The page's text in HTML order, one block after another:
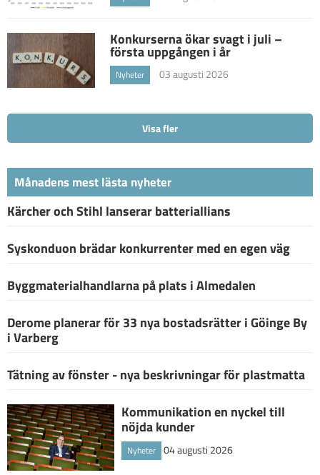
Konkurserna ökar svagt i juli –
första uppgången i år
Nyheter 03 augusti 2026
Visa fler
Månadens mest lästa nyheter
Kärcher och Stihl lanserar batteriallians
Syskonduon brädar konkurrenter med en egen väg
Byggmaterialhandlarna på plats i Almedalen
Derome planerar för 33 nya bostadsrätter i Göinge By
i Varberg
Tätning av fönster - nya beskrivningar för plastmatta
Kommunikation en nyckel till
nöjda kunder
Nyheter 04 augusti 2026